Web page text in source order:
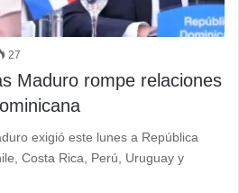
27
Maduro rompe relaciones
exigió este lunes a República
Costa Rica, Perú, Uruguay y